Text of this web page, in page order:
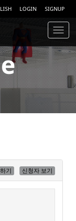
LOGIN SIGNUP
기 신청자 보기